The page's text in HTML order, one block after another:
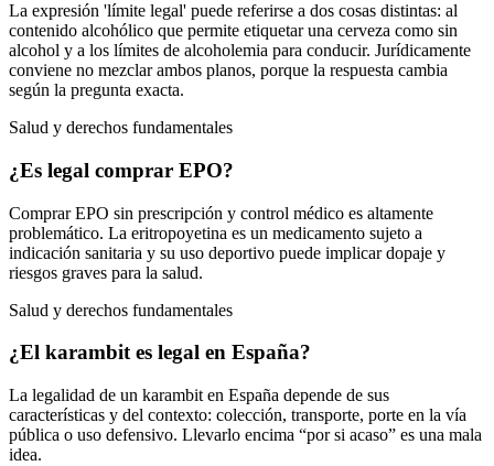
La expresión 'límite legal' puede referirse a dos cosas distintas: al
contenido alcohólico que permite etiquetar una cerveza como sin
alcohol y a los límites de alcoholemia para conducir. Jurídicamente
conviene no mezclar ambos planos, porque la respuesta cambia
según la pregunta exacta.
Salud y derechos fundamentales
¿Es legal comprar EPO?
Comprar EPO sin prescripción y control médico es altamente
problemático. La eritropoyetina es un medicamento sujeto a
indicación sanitaria y su uso deportivo puede implicar dopaje y
riesgos graves para la salud.
Salud y derechos fundamentales
¿El karambit es legal en España?
La legalidad de un karambit en España depende de sus
características y del contexto: colección, transporte, porte en la vía
pública o uso defensivo. Llevarlo encima “por si acaso” es una mala
idea.